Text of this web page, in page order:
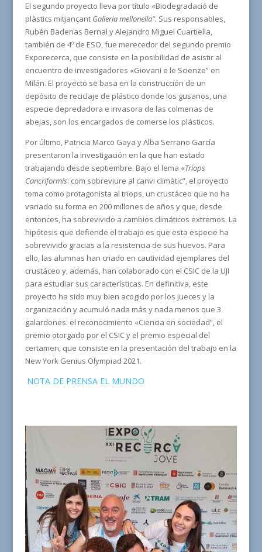
El segundo proyecto lleva por título «Biodegradació de
plàstics mitjançant Galleria mellonella”. Sus responsables,
Rubén Badenas Bernal y Alejandro Miguel Cuartiella,
también de 4º de ESO, fue merecedor del segundo premio
Exporecerca, que consiste en la posibilidad de asistir al
encuentro de investigadores «Giovani e le Scienze” en
Milán. El proyecto se basa en la construcción de un
depósito de reciclaje de plástico donde los gusanos, una
especie depredadora e invasora de las colmenas de
abejas, son los encargados de comerse los plásticos.
Por último, Patricia Marco Gaya y Alba Serrano García
presentaron la investigación en la que han estado
trabajando desde septiembre. Bajo el lema «Triops
Cancriformis: com sobreviure al canvi climàtic”, el proyecto
toma como protagonista al triops, un crustáceo que no ha
variado su forma en 200 millones de años y que, desde
entonces, ha sobrevivido a cambios climáticos extremos. La
hipótesis que defiende el trabajo es que esta especie ha
sobrevivido gracias a la resistencia de sus huevos. Para
ello, las alumnas han criado en cautividad ejemplares del
crustáceo y, además, han colaborado con el CSIC de la UJI
para estudiar sus características. En definitiva, este
proyecto ha sido muy bien acogido por los jueces y la
organización y acumuló nada más y nada menos que 3
galardones: el reconocimiento «Ciencia en sociedad”, el
premio otorgado por el CSIC y el premio especial del
certamen, que consiste en la presentación del trabajo en la
New York Genius Olympiad 2021.
NOTA DE PRENSA EL MUNDO